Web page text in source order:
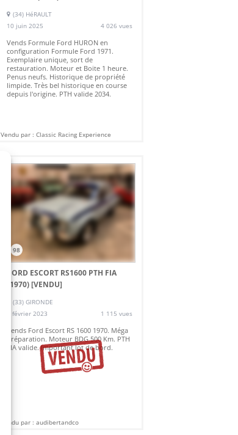
(34) HéRAULT
10 juin 2025
4 026 vues
Vends Formule Ford HURON en
configuration Formule Ford 1971.
Exemplaire unique, sort de
restauration. Moteur et Boite 1 heure.
Penus neufs. Historique de propriété
limpide. Très bel historique en course
depuis l'origine. PTH valide 2034.
Vendu par : Classic Racing Experience
98
FORD ESCORT RS1600 PTH FIA
(1970)[VENDU]
(33) GIRONDE
9 février 2023
1 115 vues
Vends Ford Escort RS 1600 1970. Méga
préparation. Moteur BDG 500 Km. PTH
FIA valide. Important lot de bord.
Vendu par : audibertandco